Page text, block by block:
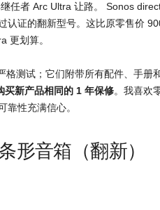
任者 Arc Ultra 让路。 Sonos
认证的翻新型号。这比原零售价
更划算。
格测试；它们附带所有配件、手册
新产品相同的 1 年保修。我喜欢
靠性充满信心。
形音箱（翻新）